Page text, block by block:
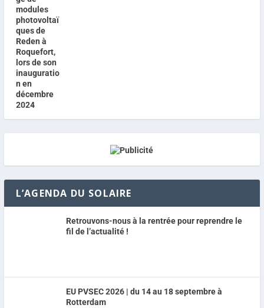
L’AGENDA DU SOLAIRE
Retrouvons-nous à la rentrée pour reprendre le
fil de l’actualité !
EU PVSEC 2026 | du 14 au 18 septembre à
Rotterdam